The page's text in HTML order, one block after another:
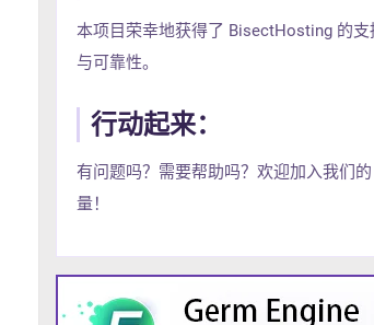
本项目荣幸地获得了 BisectHosting 的
与可靠性。
行动起来：
有问题吗？需要帮助吗？欢迎加入我们
量！